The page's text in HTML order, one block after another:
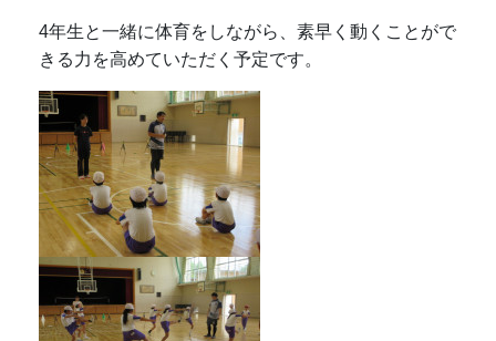
4年生と一緒に体育をしながら、素早く動くことがで
きる力を高めていただく予定です。